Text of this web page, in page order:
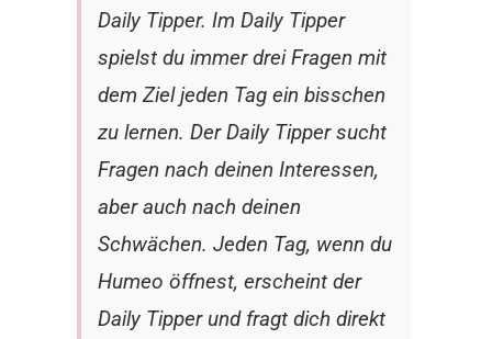
Daily Tipper. Im Daily Tipper
spielst du immer drei Fragen mit
dem Ziel jeden Tag ein bisschen
zu lernen. Der Daily Tipper sucht
Fragen nach deinen Interessen,
aber auch nach deinen
Schwächen. Jeden Tag, wenn du
Humeo öffnest, erscheint der
Daily Tipper und fragt dich direkt